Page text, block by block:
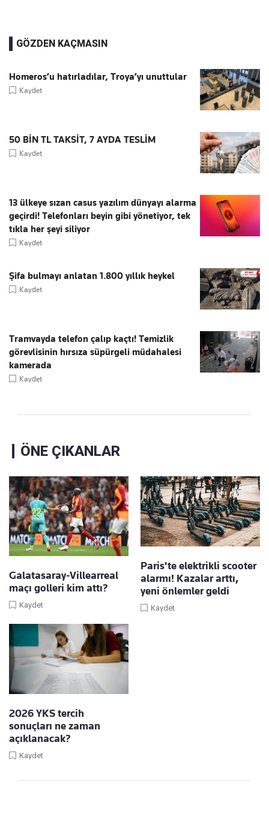
GÖZDEN KAÇMASIN
Homeros’u hatırladılar, Troya’yı unuttular
Kaydet
50 BİN TL TAKSİT, 7 AYDA TESLİM
Kaydet
13 ülkeye sızan casus yazılım dünyayı alarma
geçirdi! Telefonları beyin gibi yönetiyor, tek
tıkla her şeyi siliyor
Kaydet
Şifa bulmayı anlatan 1.800 yıllık heykel
Kaydet
Tramvayda telefon çalıp kaçtı! Temizlik
görevlisinin hırsıza süpürgeli müdahalesi
kamerada
Kaydet
ÖNE ÇIKANLAR
Galatasaray-Villearreal
maçı golleri kim attı?
Kaydet
Paris'te elektrikli scooter
alarmı! Kazalar arttı,
yeni önlemler geldi
Kaydet
2026 YKS tercih
sonuçları ne zaman
açıklanacak?
Kaydet